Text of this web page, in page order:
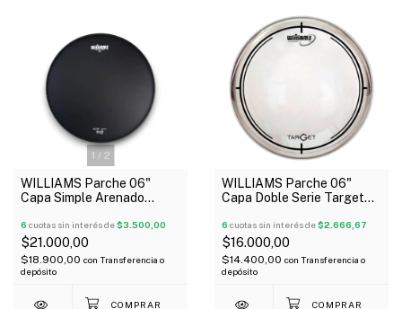
1 / 2
WILLIAMS Parche 06"
Capa Simple Arenado
6 cuotas sin interés de$3.500,00
$21.000,00
$18.900,00 con Transferencia o
depósito
WILLIAMS Parche 06"
Capa Doble Serie Target
6 cuotas sin interés de$2.666,67
$16.000,00
$14.400,00 con Transferencia o
depósito